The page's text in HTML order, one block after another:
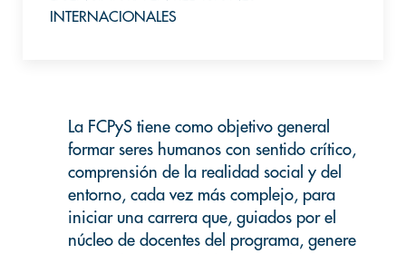
INTERNACIONALES
La FCPyS tiene como objetivo general
formar seres humanos con sentido crítico,
comprensión de la realidad social y del
entorno, cada vez más complejo, para
iniciar una carrera que, guiados por el
núcleo de docentes del programa, genere